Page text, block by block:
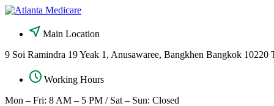
Skip
content
Main Location
9 Soi Ramindra 19 Yeak 1, Anusawaree, Bangkhen Bangkok 10220
Working Hours
Mon – Fri: 8 AM – 5 PM / Sat – Sun: Closed